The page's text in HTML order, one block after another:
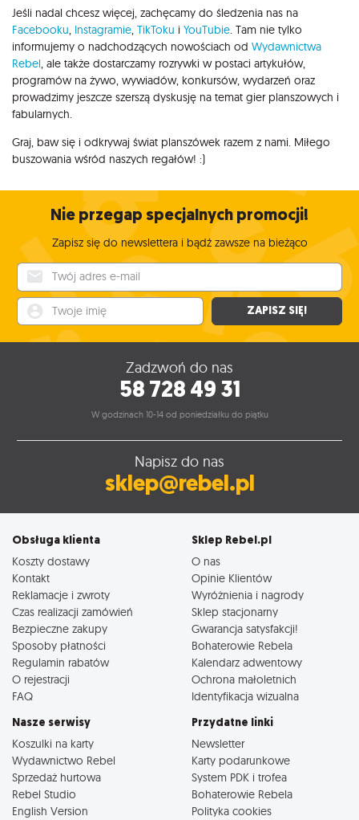
Jeśli nadal chcesz więcej, zachęcamy do śledzenia nas na
Facebooku, Instagramie, TikToku i YouTubie. Tam nie tylko
informujemy o nadchodzących nowościach od Wydawnictwa
Rebel, ale także dostarczamy rozrywki w postaci artykułów,
programów na żywo, wywiadów, konkursów, wydarzeń oraz
prowadzimy jeszcze szerszą dyskusję na temat gier planszowych i
fabularnych.
Graj, baw się i odkrywaj świat planszówek razem z nami. Miłego
buszowania wśród naszych regałów! :)
Nie przegap specjalnych promocji!
Zapisz się do newslettera i bądź zawsze na bieżąco
ZAPISZ SIĘ!
Zadzwoń do nas
58 728 49 31
W godzinach 10-14 od poniedziałku do piątku
Napisz do nas
sklep@rebel.pl
Obsługa klienta
Koszty dostawy
Kontakt
Reklamacje i zwroty
Czas realizacji zamówień
Bezpieczne zakupy
Sposoby płatności
Regulamin rabatów
O rejestracji
FAQ
Sklep Rebel.pl
O nas
Opinie Klientów
Wyróżnienia i nagrody
Sklep stacjonarny
Gwarancja satysfakcji!
Bohaterowie Rebela
Kalendarz adwentowy
Ochrona małoletnich
Identyfikacja wizualna
Nasze serwisy
Koszulki na karty
Wydawnictwo Rebel
Sprzedaż hurtowa
Rebel Studio
English Version
Przydatne linki
Newsletter
Karty podarunkowe
System PDK i trofea
Bohaterowie Rebela
Polityka cookies